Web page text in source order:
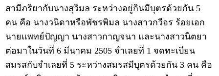
สามีภริยากับนางสุวิมล ระหว่างอยู่กินมีบุตรด้วยกัน 5
คน คือ นางวนิดาหรือพัชรพิมล นางสาวกวีอร ร้อยเอก
นายแพทย์ปัญญา นางสาวกาญจนา และนางสาวนิตยา
ต่อมาในวันที่ 6 มีนาคม 2505 จำเลยที่ 1 จดทะเบียน
สมรสกับจำเลยที่ 5 ระหว่างสมรสมีบุตรด้วยกัน 3 คน คือ